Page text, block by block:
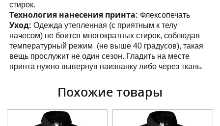
стирок.
Технология нанесения принта: Флексопечать
Уход: Одежда утепленная (с приятным к телу
начесом) не боится многократных стирок, соблюдая
температурный режим (не выше 40 градусов), такая
вещь прослужит не один сезон. Гладить на месте
принта нужно вывернув наизнанку либо через ткань.
Похожие товары